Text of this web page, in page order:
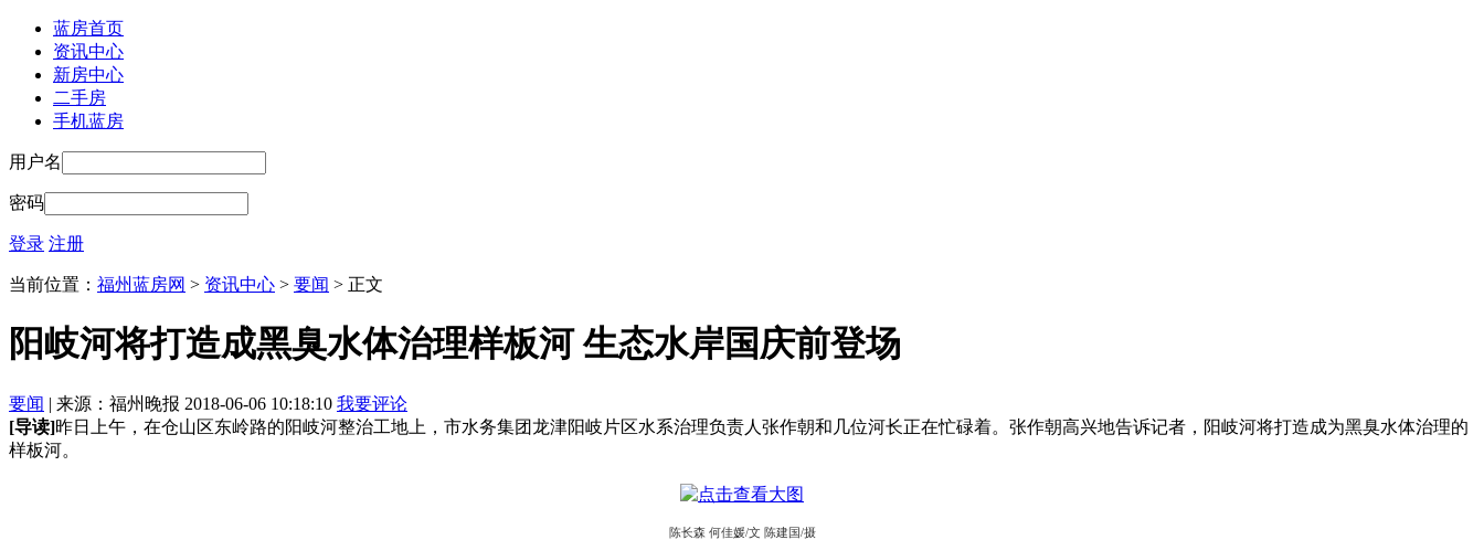
蓝房首页
资讯中心
新房中心
二手房
手机蓝房
用户名
密码
登录 注册
当前位置： 福州蓝房网 > 资讯中心 > 要闻 > 正文
阳岐河将打造成黑臭水体治理样板河 生态水岸国庆前登场
要闻 | 来源：福州晚报 2018-06-06 10:18:10 我要评论
[导读]昨日上午，在仓山区东岭路的阳岐河整治工地上，市水务集团龙津阳岐片区水系治理负责人张作朝和几位河长正在忙碌着。张作朝高兴地告诉记者，阳岐河将打造成为黑臭水体治理的
样板河。
陈长森 何佳媛/文 陈建国/摄